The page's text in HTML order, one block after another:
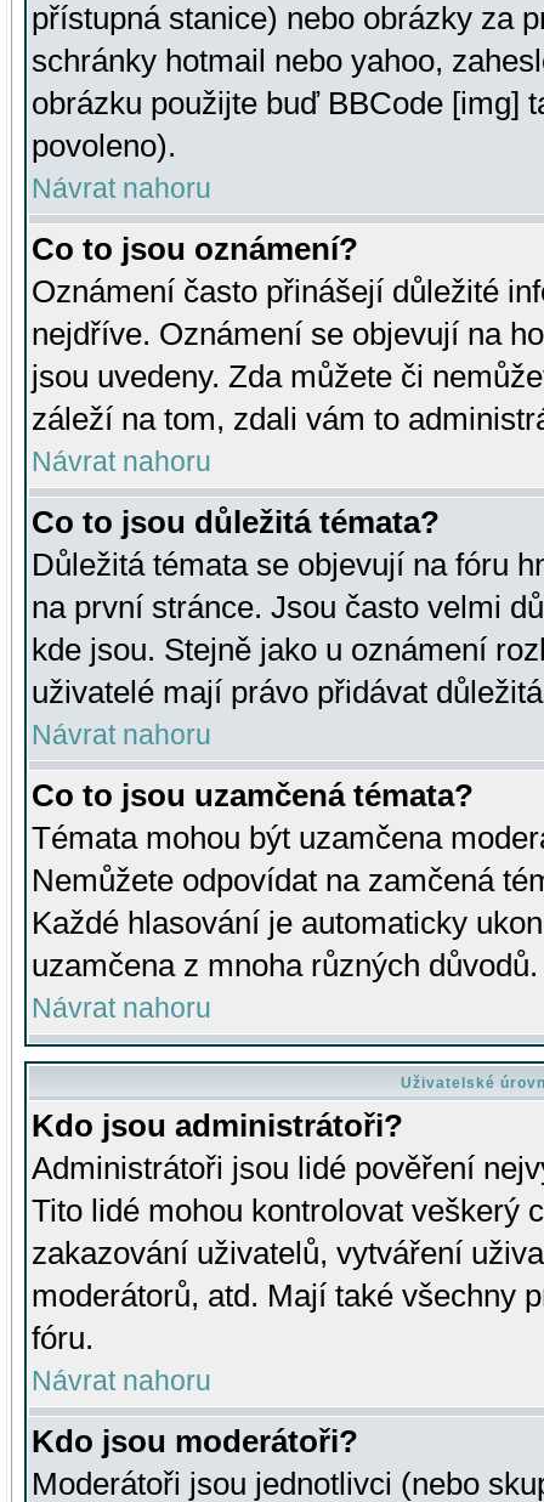
přístupná stanice) nebo obrázky za
schránky hotmail nebo yahoo,
obrázku použijte buď BBCode [img]
povoleno).
Návrat nahoru
Co to jsou oznámení?
Oznámení často přinášejí důležité
nejdříve. Oznámení se objevují na
jsou uvedeny. Zda můžete či
záleží na tom, zdali vám to
Návrat nahoru
Co to jsou důležitá témata?
Důležitá témata se objevují na fóru
na první stránce. Jsou často velmi
kde jsou. Stejně jako u oznámení
uživatelé mají právo přidávat
Návrat nahoru
Co to jsou uzamčená témata?
Témata mohou být uzamčena
Nemůžete odpovídat na zamčená
Každé hlasování je automaticky
uzamčena z mnoha různých důvodů.
Návrat nahoru
Uživatelské
Kdo jsou administrátoři?
Administrátoři jsou lidé pověření
Tito lidé mohou kontrolovat veškerý
zakazování uživatelů, vytváření
moderátorů, atd. Mají také všechny
fóru.
Návrat nahoru
Kdo jsou moderátoři?
Moderátoři jsou jednotlivci (nebo